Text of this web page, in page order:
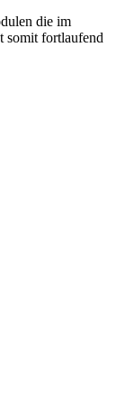
die im
somit fortlaufend